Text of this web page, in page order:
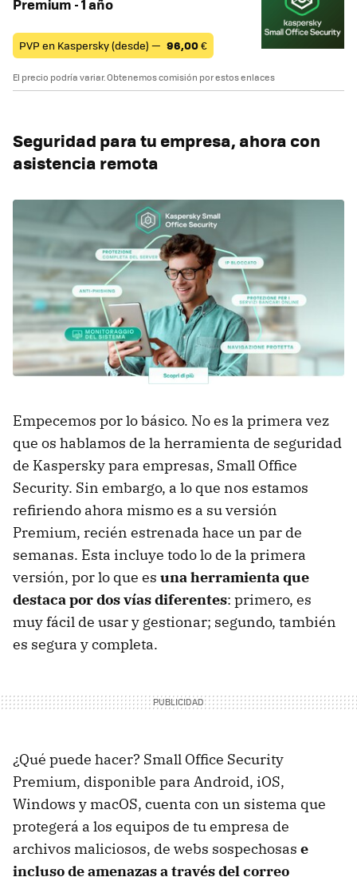
Premium - 1 año
PVP en Kaspersky (desde) — 96,00€
El precio podría variar. Obtenemos comisión por estos enlaces
Seguridad para tu empresa, ahora con
asistencia remota
Empecemos por lo básico. No es la primera vez
que os hablamos de la herramienta de seguridad
de Kaspersky para empresas, Small Office
Security. Sin embargo, a lo que nos estamos
refiriendo ahora mismo es a su versión
Premium, recién estrenada hace un par de
semanas. Esta incluye todo lo de la primera
versión, por lo que es una herramienta que
destaca por dos vías diferentes: primero, es
muy fácil de usar y gestionar; segundo, también
es segura y completa.
¿Qué puede hacer? Small Office Security
Premium, disponible para Android, iOS,
Windows y macOS, cuenta con un sistema que
protegerá a los equipos de tu empresa de
archivos maliciosos, de webs sospechosas e
incluso de amenazas a través del correo